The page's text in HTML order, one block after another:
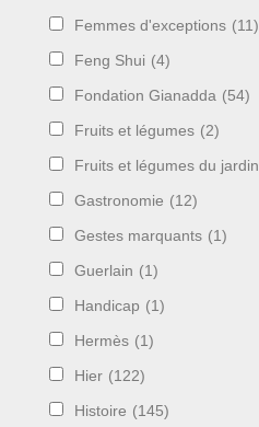
Femmes d'exceptions (11)
Feng Shui (4)
Fondation Gianadda (54)
Fruits et légumes (2)
Fruits et légumes du jardin
Gastronomie (12)
Gestes marquants (1)
Guerlain (1)
Handicap (1)
Hermès (1)
Hier (122)
Histoire (145)